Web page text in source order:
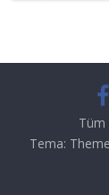
Tüm
Tema: